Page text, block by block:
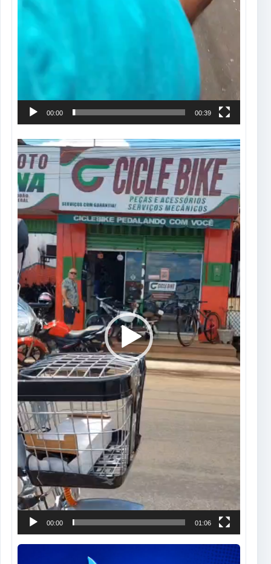
00:00 00:39
Tocador
de
vídeo
00:00 01:06